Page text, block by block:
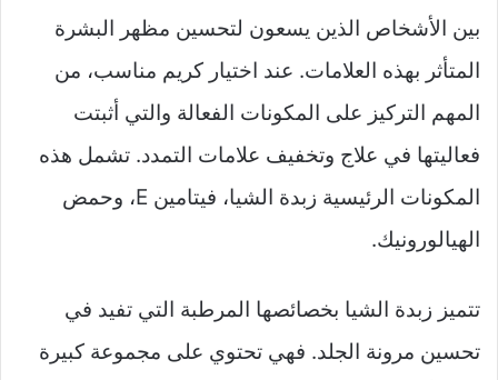
بين الأشخاص الذين يسعون لتحسين مظهر البشرة
المتأثر بهذه العلامات. عند اختيار كريم مناسب، من
المهم التركيز على المكونات الفعالة والتي أثبتت
فعاليتها في علاج وتخفيف علامات التمدد. تشمل هذه
المكونات الرئيسية زبدة الشيا، فيتامين E، وحمض
الهيالورونيك.
تتميز زبدة الشيا بخصائصها المرطبة التي تفيد في
تحسين مرونة الجلد. فهي تحتوي على مجموعة كبيرة